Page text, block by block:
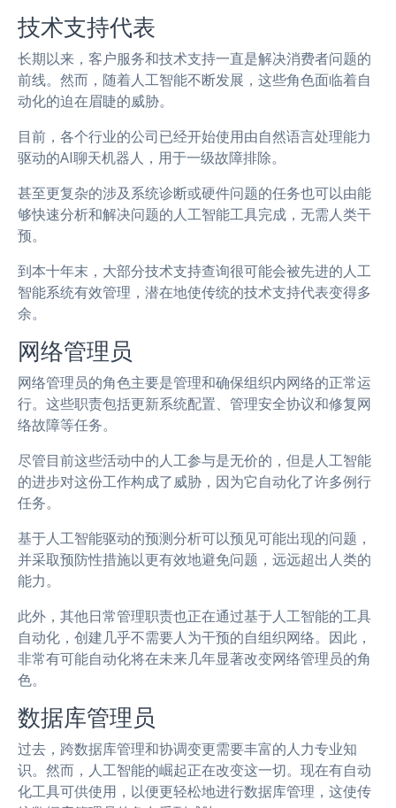
技术支持代表
长期以来，客户服务和技术支持一直是解决消费者问题的
前线。然而，随着人工智能不断发展，这些角色面临着自
动化的迫在眉睫的威胁。
目前，各个行业的公司已经开始使用由自然语言处理能力
驱动的AI聊天机器人，用于一级故障排除。
甚至更复杂的涉及系统诊断或硬件问题的任务也可以由能
够快速分析和解决问题的人工智能工具完成，无需人类干
预。
到本十年末，大部分技术支持查询很可能会被先进的人工
智能系统有效管理，潜在地使传统的技术支持代表变得多
余。
网络管理员
网络管理员的角色主要是管理和确保组织内网络的正常运
行。这些职责包括更新系统配置、管理安全协议和修复网
络故障等任务。
尽管目前这些活动中的人工参与是无价的，但是人工智能
的进步对这份工作构成了威胁，因为它自动化了许多例行
任务。
基于人工智能驱动的预测分析可以预见可能出现的问题，
并采取预防性措施以更有效地避免问题，远远超出人类的
能力。
此外，其他日常管理职责也正在通过基于人工智能的工具
自动化，创建几乎不需要人为干预的自组织网络。因此，
非常有可能自动化将在未来几年显著改变网络管理员的角
色。
数据库管理员
过去，跨数据库管理和协调变更需要丰富的人力专业知
识。然而，人工智能的崛起正在改变这一切。现在有自动
化工具可供使用，以便更轻松地进行数据库管理，这使传